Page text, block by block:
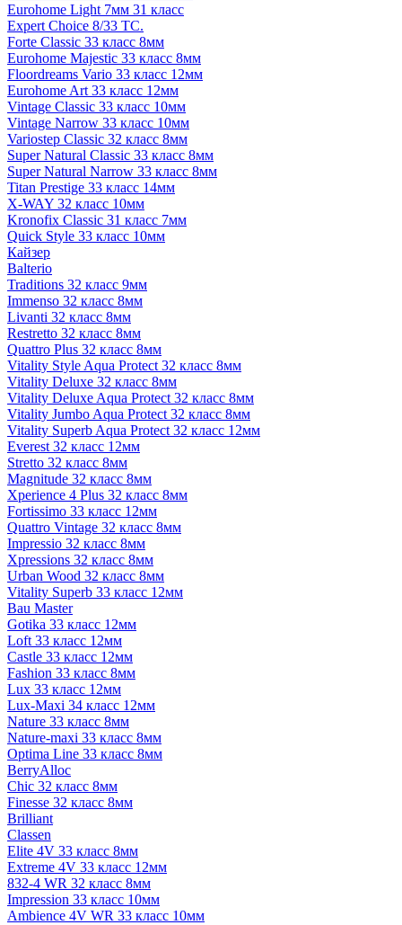
Eurohome Light 7мм 31 класс
Expert Choice 8/33 TC.
Forte Classic 33 класс 8мм
Eurohome Majestic 33 класс 8мм
Floordreams Vario 33 класс 12мм
Eurohome Art 33 класс 12мм
Vintage Classic 33 класс 10мм
Vintage Narrow 33 класс 10мм
Variostep Classic 32 класс 8мм
Super Natural Classic 33 класс 8мм
Super Natural Narrow 33 класс 8мм
Titan Prestige 33 класс 14мм
X-WAY 32 класс 10мм
Kronofix Classic 31 класс 7мм
Quick Style 33 класс 10мм
Кайзер
Balterio
Traditions 32 класс 9мм
Immenso 32 класс 8мм
Livanti 32 класс 8мм
Restretto 32 класс 8мм
Quattro Plus 32 класс 8мм
Vitality Style Aqua Protect 32 класс 8мм
Vitality Deluxe 32 класс 8мм
Vitality Deluxe Aqua Protect 32 класс 8мм
Vitality Jumbo Aqua Protect 32 класс 8мм
Vitality Superb Aqua Protect 32 класс 12мм
Everest 32 класс 12мм
Stretto 32 класс 8мм
Magnitude 32 класс 8мм
Xperience 4 Plus 32 класс 8мм
Fortissimo 33 класс 12мм
Quattro Vintage 32 класс 8мм
Impressio 32 класс 8мм
Xpressions 32 класс 8мм
Urban Wood 32 класс 8мм
Vitality Superb 33 класс 12мм
Bau Master
Gotika 33 класс 12мм
Loft 33 класс 12мм
Castle 33 класс 12мм
Fashion 33 класс 8мм
Lux 33 класс 12мм
Lux-Maxi 34 класс 12мм
Nature 33 класс 8мм
Nature-maxi 33 класс 8мм
Optima Line 33 класс 8мм
BerryAlloc
Chic 32 класс 8мм
Finesse 32 класс 8мм
Brilliant
Classen
Elite 4V 33 класс 8мм
Extreme 4V 33 класс 12мм
832-4 WR 32 класс 8мм
Impression 33 класс 10мм
Ambience 4V WR 33 класс 10мм